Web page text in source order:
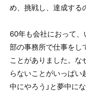
め、挑戦し、達成する
60年も会社におって
部の事務所で仕事をし
ことがありました。な
らないことがいっぱい
中にやろう」と夢中に